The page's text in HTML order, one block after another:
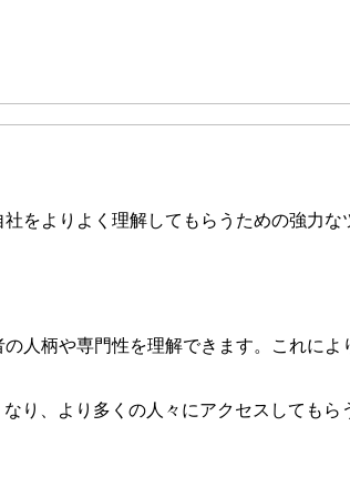
をよりよく理解してもらうための強力
人柄や専門性を理解できます。これに
り、より多くの人々にアクセスしてもら